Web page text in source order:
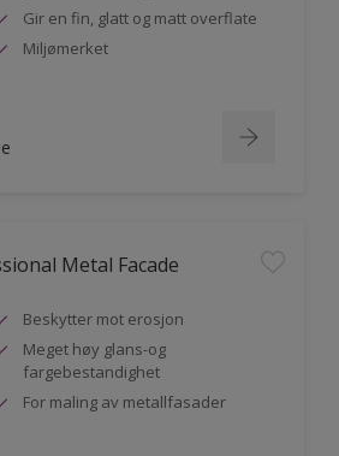
Gir en fin, glatt og matt overflate
Miljømerket
Metal Facade
Beskytter mot erosjon
Meget høy glans-og
fargebestandighet
For maling av metallfasader